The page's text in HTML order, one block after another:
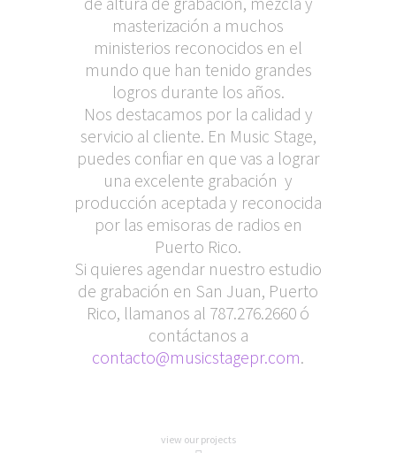
masterización a muchos
ministerios reconocidos en el
mundo que han tenido grandes
logros durante los años.
Nos destacamos por la calidad y
servicio al cliente. En Music Stage,
puedes confiar en que vas a lograr
una excelente grabación y
producción aceptada y reconocida
por las emisoras de radios en
Puerto Rico.
Si quieres agendar nuestro estudio
de grabación en San Juan, Puerto
Rico, llamanos al 787.276.2660 ó
contáctanos a
contacto@musicstagepr.com.
view our projects